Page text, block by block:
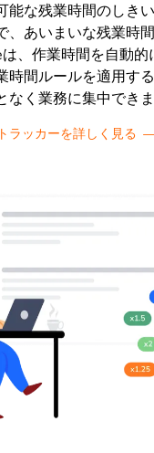
能な残業時間のしき
、あいまいな残業時
、作業時間を自動
時間ルールを適用す
なく業務に集中できま
ラッカーを詳しく見る